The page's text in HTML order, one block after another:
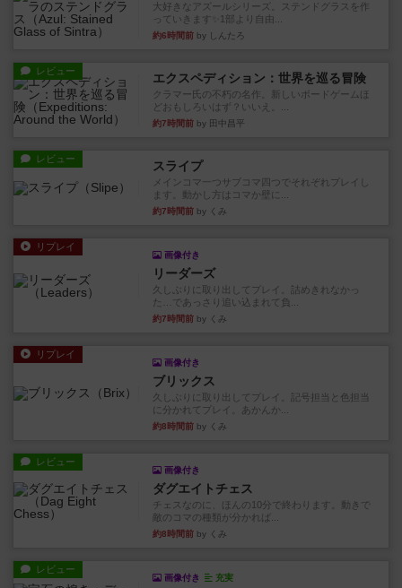
大好きなアズールシリーズ。ステンドグラスを作
っていきます✨1部より自由...
約6時間前 by しんたろ
レビュー エクスペディション：世界を巡る冒険
クラマー氏の不朽の名作。新しいボードゲームほ
どおもしろいはず？いいえ。...
約7時間前 by 田中昌平
レビュー スライプ
メインコマ一つサブコマ四つでそれぞれプレイし
ます。動かし方はコマか壁に...
約7時間前 by くみ
リプレイ
画像付き
リーダーズ
久しぶりに取り出してプレイ。詰めきれなかっ
た…であっさり追い込まれて負...
約7時間前 by くみ
リプレイ
画像付き
ブリックス
久しぶりに取り出してプレイ。記号担当と色担当
に分かれてプレイ。あかんか...
約8時間前 by くみ
レビュー
画像付き
ダグエイトチェス
チェスなのに、ほんの10分で終わります。動きで
敵のコマの種類が分かれば...
約8時間前 by くみ
レビュー
画像付き 充実